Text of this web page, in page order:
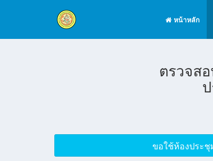
หน้าหลัก
ตรวจส
ขอใช้ห้องประชุ